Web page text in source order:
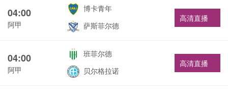
04:00
阿甲
博卡青年
萨斯菲尔德
高清直播
04:00
阿甲
班菲尔德
贝尔格拉诺
高清直播